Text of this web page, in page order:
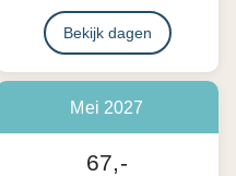
Bekijk dagen
Mei 2027
67,-